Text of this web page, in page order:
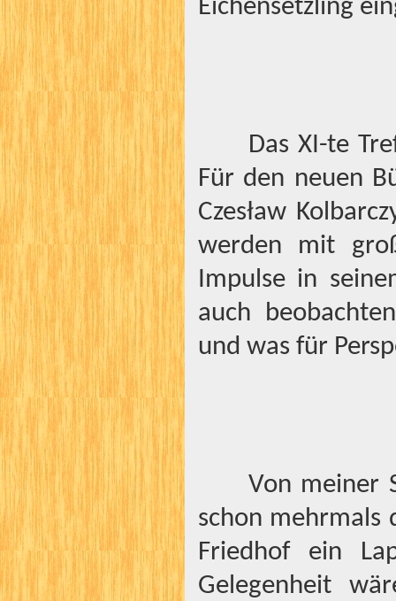
Eichensetzling
Das XI-te
Für den neuen
Czesław
werden mit
Impulse in
auch
und was für
Von meiner
schon mehrmals
Friedhof ein
Gelegenheit